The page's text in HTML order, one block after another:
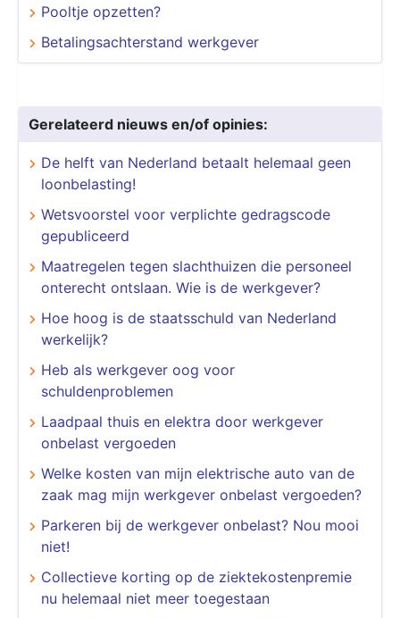
Pooltje opzetten?
Betalingsachterstand werkgever
Gerelateerd nieuws en/of opinies:
De helft van Nederland betaalt helemaal geen
loonbelasting!
Wetsvoorstel voor verplichte gedragscode
gepubliceerd
Maatregelen tegen slachthuizen die personeel
onterecht ontslaan. Wie is de werkgever?
Hoe hoog is de staatsschuld van Nederland
werkelijk?
Heb als werkgever oog voor
schuldenproblemen
Laadpaal thuis en elektra door werkgever
onbelast vergoeden
Welke kosten van mijn elektrische auto van de
zaak mag mijn werkgever onbelast vergoeden?
Parkeren bij de werkgever onbelast? Nou mooi
niet!
Collectieve korting op de ziektekostenpremie
nu helemaal niet meer toegestaan